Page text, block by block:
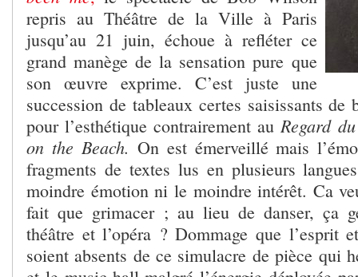
repris au Théâtre de la Ville à Paris
jusqu’au 21 juin, échoue à refléter ce
grand manège de la sensation pure que
son œuvre exprime. C’est juste une
succession de tableaux certes saisissants de
pour l’esthétique contrairement auRegard
on the Beach. On est émerveillé mais
fragments de textes lus en plusieurs
moindre émotion ni le moindre intérêt. Ca
fait que grimacer ; au lieu de danser, ça
théâtre et l’opéra ? Dommage que l’esprit
soient absents de ce simulacre de pièce qui